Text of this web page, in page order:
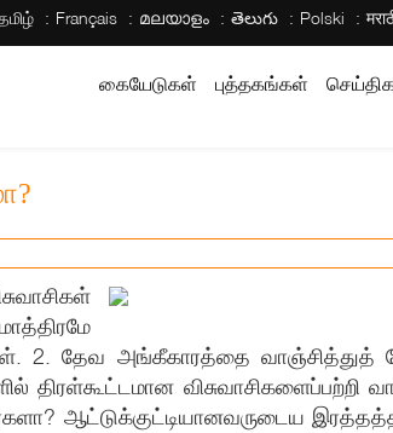
Français മലയാളം తెలుగు Polski
கையேடுகள் புத்தகங்கள்
2. தேவ அங்கீகாரத்தை வாஞ்சித்துத்
திரள்கூட்டமான
ஆட்டுக்குட்டியானவருடைய